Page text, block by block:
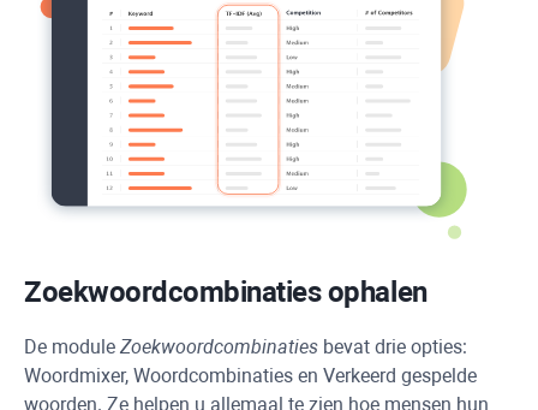
Zoekwoordcombinaties ophalen
De module Zoekwoordcombinaties bevat drie opties:
Woordmixer, Woordcombinaties en Verkeerd gespelde
woorden. Ze helpen u allemaal te zien hoe mensen hun